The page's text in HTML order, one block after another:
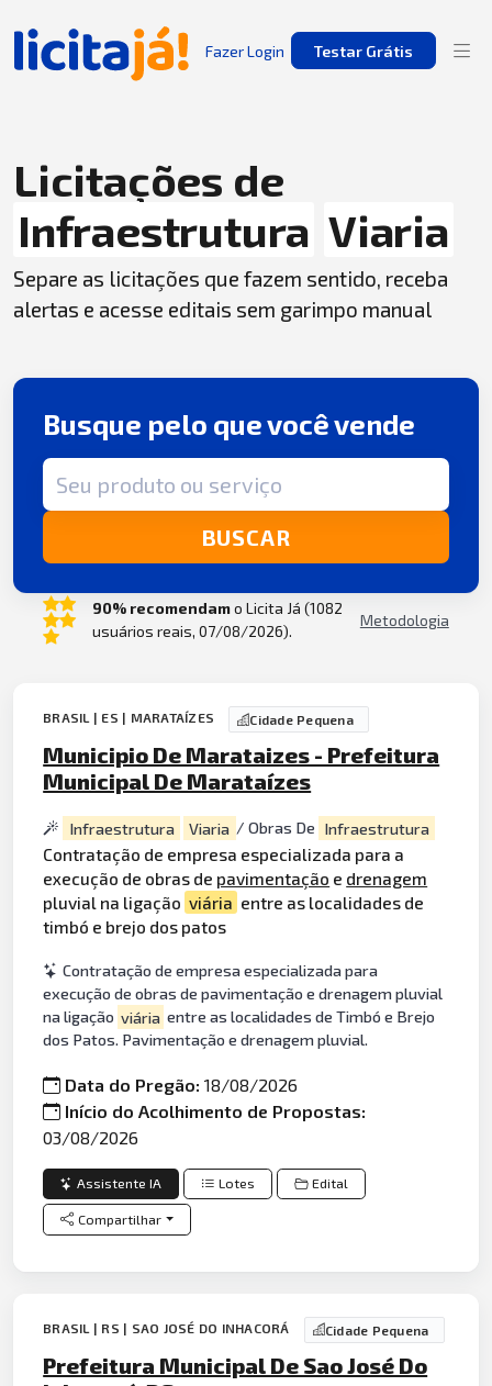
Fazer Login Testar Grátis
Licitações de
Infraestrutura Viaria
Separe as licitações que fazem sentido, receba
alertas e acesse editais sem garimpo manual
Busque pelo que você vende
Termo de busca
BUSCAR
90% recomendamo Licita Já (1082
usuários reais, 07/08/2026).
Metodologia
BRASIL | ES | MARATAÍZES Cidade Pequena
Municipio De Marataizes - Prefeitura
Municipal De Marataízes
Infraestrutura Viaria / Obras De Infraestrutura
Contratação de empresa especializada para a
execução de obras de pavimentação e drenagem
pluvial na ligação viária entre as localidades de
timbó e brejo dos patos
Contratação de empresa especializada para
execução de obras de pavimentação e drenagem pluvial
na ligação viária entre as localidades de Timbó e Brejo
dos Patos. Pavimentação e drenagem pluvial.
Data do Pregão:18/08/2026
Início do Acolhimento de Propostas:
03/08/2026
Assistente IA Lotes Edital
Compartilhar
BRASIL | RS | SAO JOSÉ DO INHACORÁ Cidade Pequena
Prefeitura Municipal De Sao José Do